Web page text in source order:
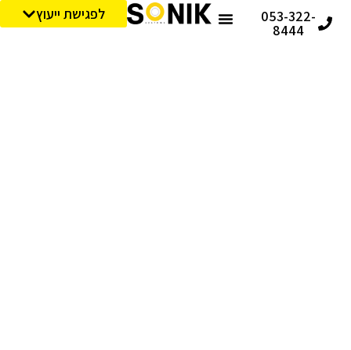
053-322-
8444
לפגישת ייעוץ